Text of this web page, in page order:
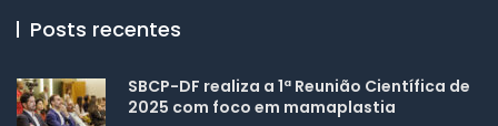
Posts recentes
SBCP-DF realiza a 1ª Reunião Científica de
2025 com foco em mamaplastia